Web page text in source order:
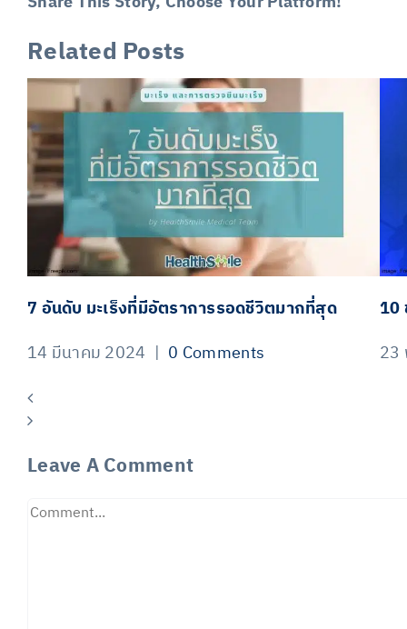
Facebook
X
LinkedIn
Email
Related Posts
7 อันดับ มะเร็งที่มีอัตราการรอดชีวิตมากที่สุด
14 มีนาคม 2024 | 0 Comments
10
23
Leave A Comment
Comment